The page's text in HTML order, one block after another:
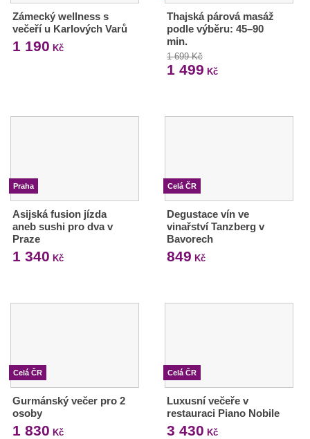
Zámecký wellness s
večeří u Karlových Varů
1 190 Kč
Thajská párová masáž
podle výběru: 45–90
min.
1 699 Kč
1 499 Kč
Praha
Asijská fusion jízda
aneb sushi pro dva v
Praze
1 340 Kč
Celá ČR
Degustace vín ve
vinařství Tanzberg v
Bavorech
849 Kč
Celá ČR
Gurmánský večer pro 2
osoby
1 830 Kč
Celá ČR
Luxusní večeře v
restauraci Piano Nobile
3 430 Kč